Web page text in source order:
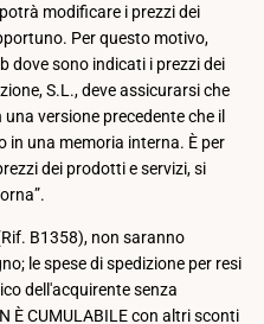
modificare i prezzi dei
Per questo motivo,
dove sono indicati i prezzi dei
S.L., deve assicurarsi che
versione precedente che il
una memoria interna. È per
dei prodotti e servizi, si
B1358), non saranno
le spese di spedizione per resi
dell'acquirente senza
È CUMULABILE con altri sconti